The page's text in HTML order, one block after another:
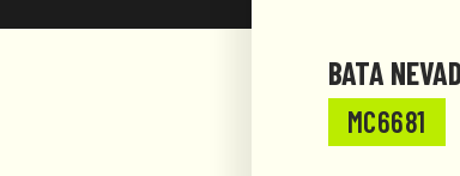
BATA
MC6681